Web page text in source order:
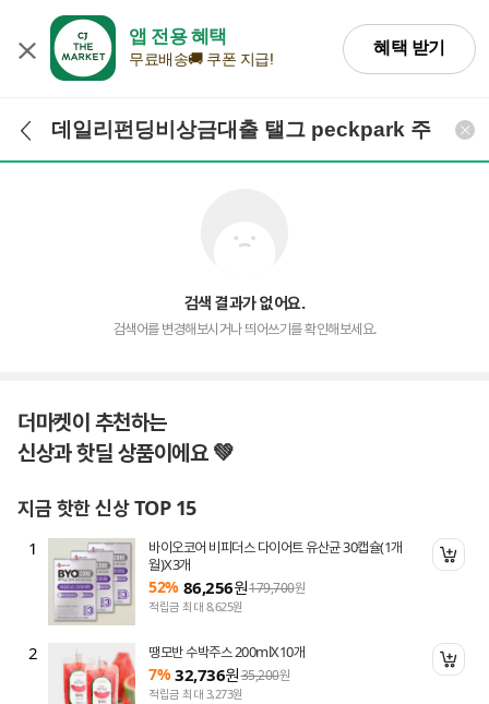
앱 전용 혜택
무료배송🚚 쿠폰 지급!
혜택 받기
검색어 입력 검
검색 결과가 없어요.
검색어를 변경해보시거나 띄어쓰기를 확인해보세요.
더마켓이 추천하는
신상과 핫딜 상품이에요 💚
지금 핫한 신상 TOP 15
담기
담기
1
바이오코어 비피더스 다이어트 유산균 30캡슐(1개
월)X3개
52% 86,256원179,700원
적립금 최대 8,625원
2 땡모반 수박주스 200mlX10개
7% 32,736원35,200원
적립금 최대 3,273원